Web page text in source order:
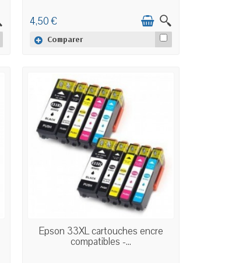
4,50 €
Comparer
EN STOCK
Epson 33XL cartouches encre
compatibles -...